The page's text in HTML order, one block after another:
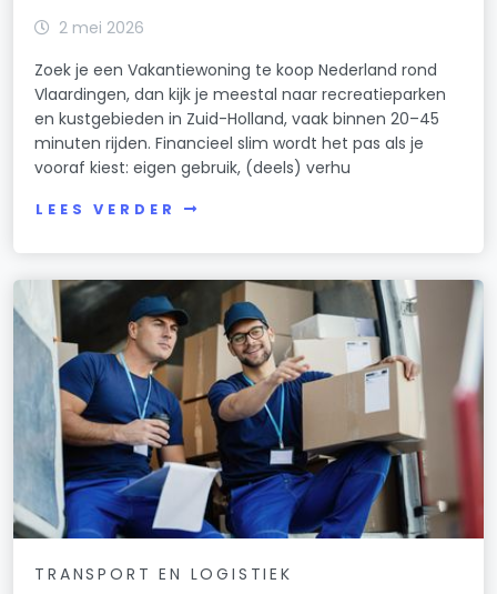
2 mei 2026
Zoek je een Vakantiewoning te koop Nederland rond
Vlaardingen, dan kijk je meestal naar recreatieparken
en kustgebieden in Zuid-Holland, vaak binnen 20–45
minuten rijden. Financieel slim wordt het pas als je
vooraf kiest: eigen gebruik, (deels) verhu
LEES VERDER
TRANSPORT EN LOGISTIEK